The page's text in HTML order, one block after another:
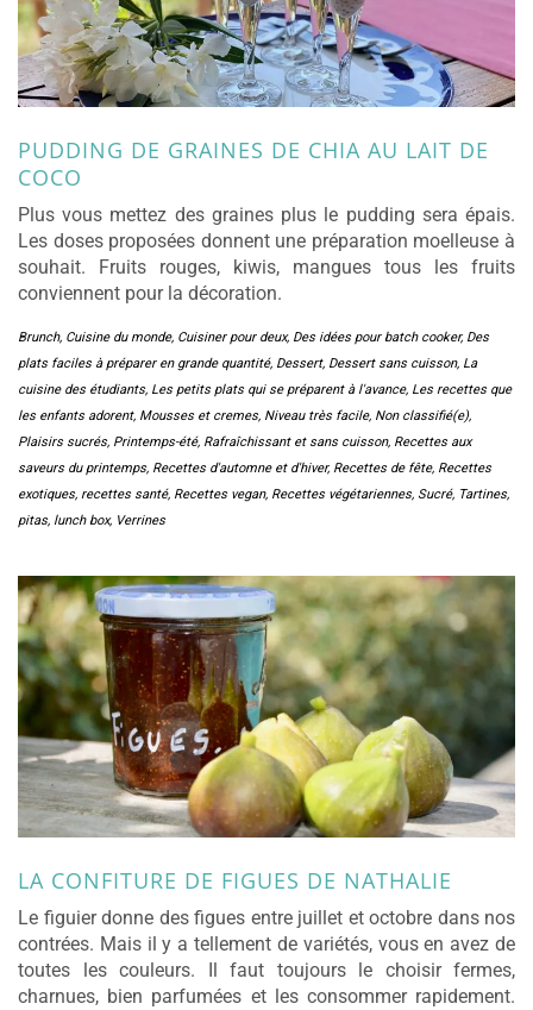
PUDDING DE GRAINES DE CHIA AU LAIT DE
COCO
Plus vous mettez des graines plus le pudding sera épais.
Les doses proposées donnent une préparation moelleuse à
souhait. Fruits rouges, kiwis, mangues tous les fruits
conviennent pour la décoration.
Brunch, Cuisine du monde, Cuisiner pour deux, Des idées pour batch cooker, Des
plats faciles à préparer en grande quantité, Dessert, Dessert sans cuisson, La
cuisine des étudiants, Les petits plats qui se préparent à l'avance, Les recettes que
les enfants adorent, Mousses et cremes, Niveau très facile, Non classifié(e),
Plaisirs sucrés, Printemps-été, Rafraîchissant et sans cuisson, Recettes aux
saveurs du printemps, Recettes d'automne et d'hiver, Recettes de fête, Recettes
exotiques, recettes santé, Recettes vegan, Recettes végétariennes, Sucré, Tartines,
pitas, lunch box, Verrines
LA CONFITURE DE FIGUES DE NATHALIE
Le figuier donne des figues entre juillet et octobre dans nos
contrées. Mais il y a tellement de variétés, vous en avez de
toutes les couleurs. Il faut toujours le choisir fermes,
charnues, bien parfumées et les consommer rapidement.